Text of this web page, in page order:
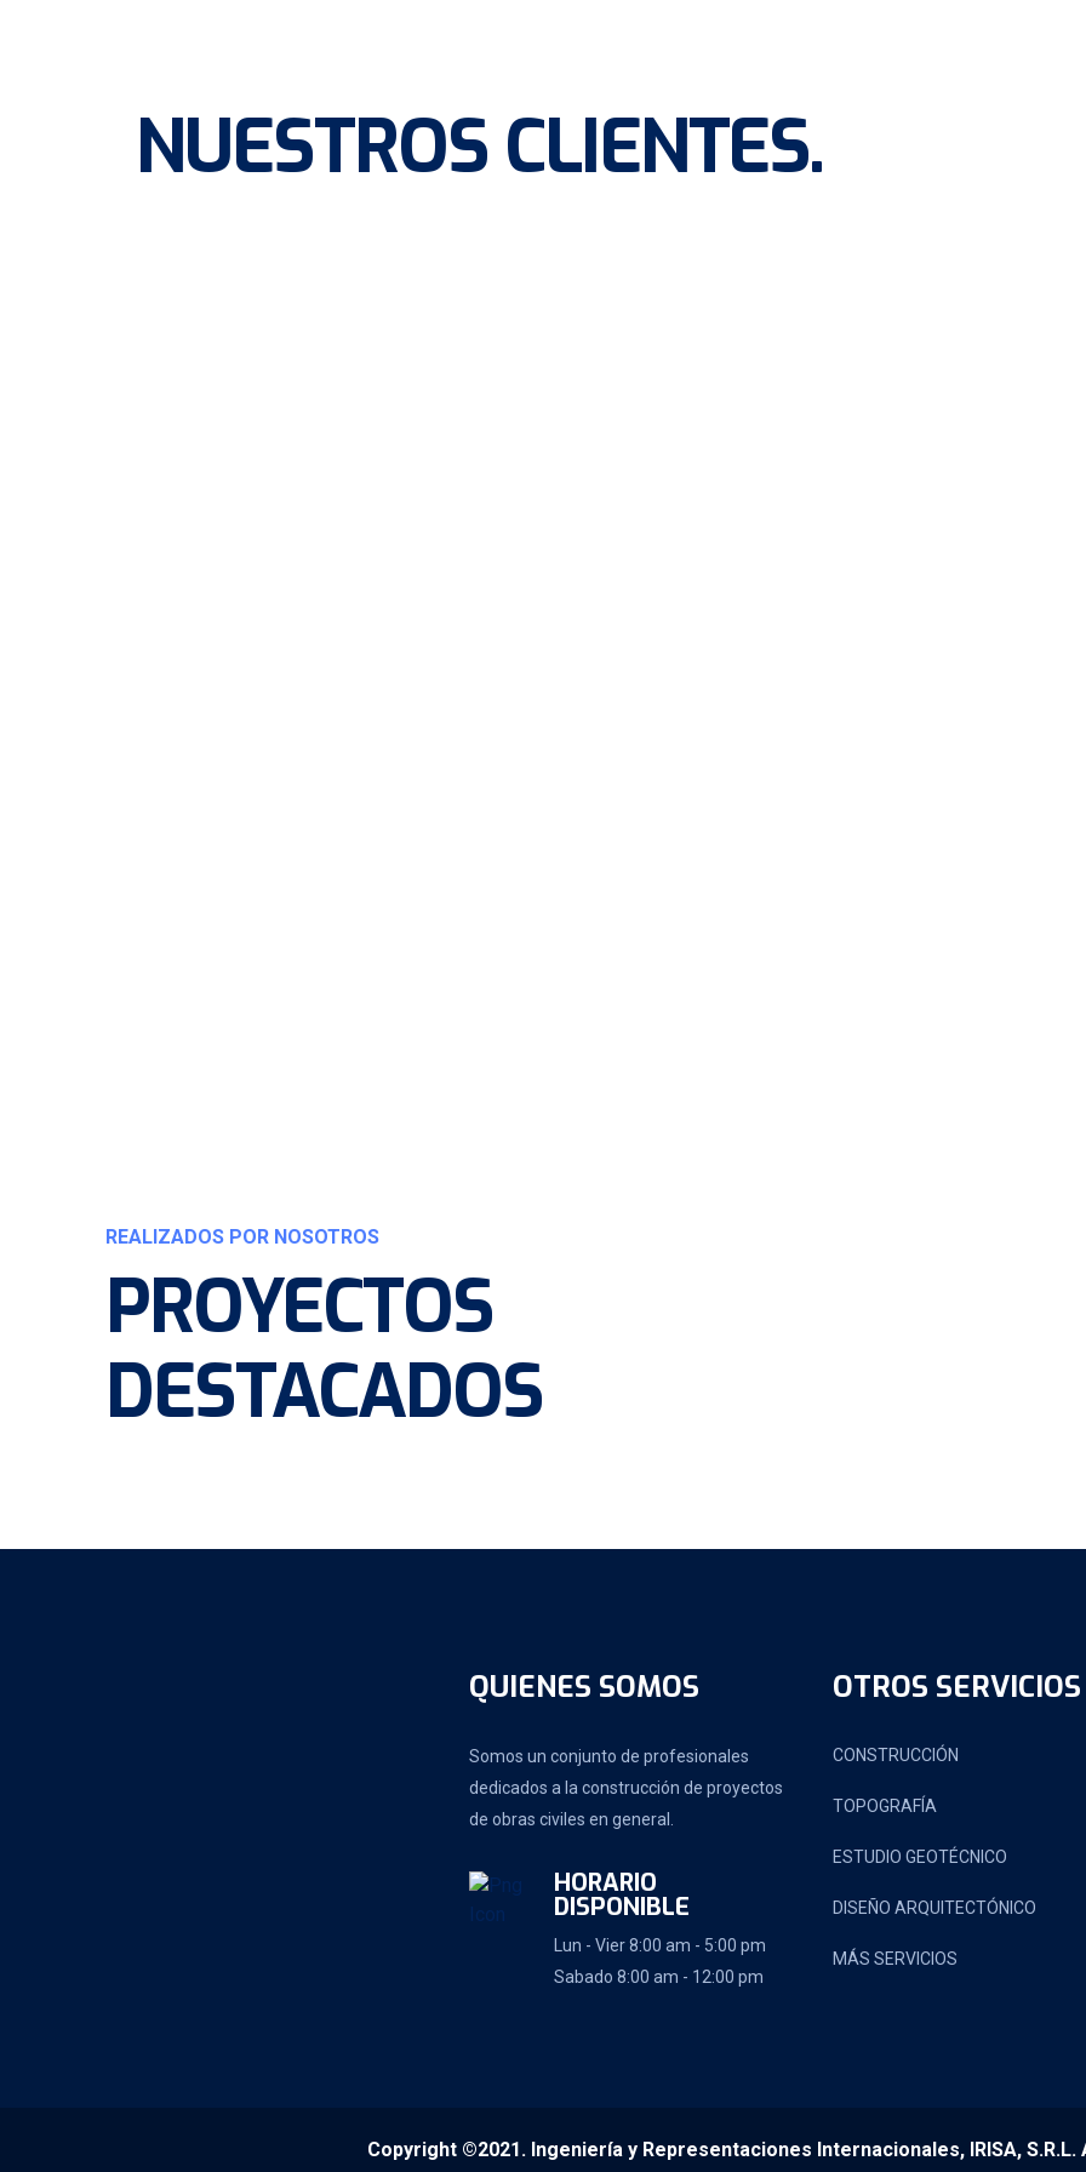
NUESTROS CLIENTES​.
REALIZADOS POR NOSOTROS
PROYECTOS
DESTACADOS
QUIENES SOMOS
Somos un conjunto de profesionales
dedicados a la construcción de proyectos
de obras civiles en general.
HORARIO
DISPONIBLE
Lun - Vier 8:00 am - 5:00 pm
Sabado 8:00 am - 12:00 pm
OTROS SERVICIOS
CONSTRUCCIÓN
TOPOGRAFÍA
ESTUDIO GEOTÉCNICO
DISEÑO ARQUITECTÓNICO
MÁS SERVICIOS
Copyright ©2021. Ingeniería y Representaciones Internacionales, IRISA, S.R.L.